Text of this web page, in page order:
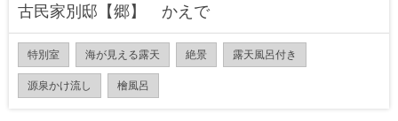
古民家別邸【郷】 かえで
特別室 海が見える露天 絶景 露天風呂付き
源泉かけ流し 檜風呂